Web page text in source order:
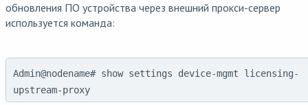
обновления ПО устройства через внешний прокси-сервер
используется команда:
Admin@nodename# show settings device-mgmt licensing-
upstream-proxy